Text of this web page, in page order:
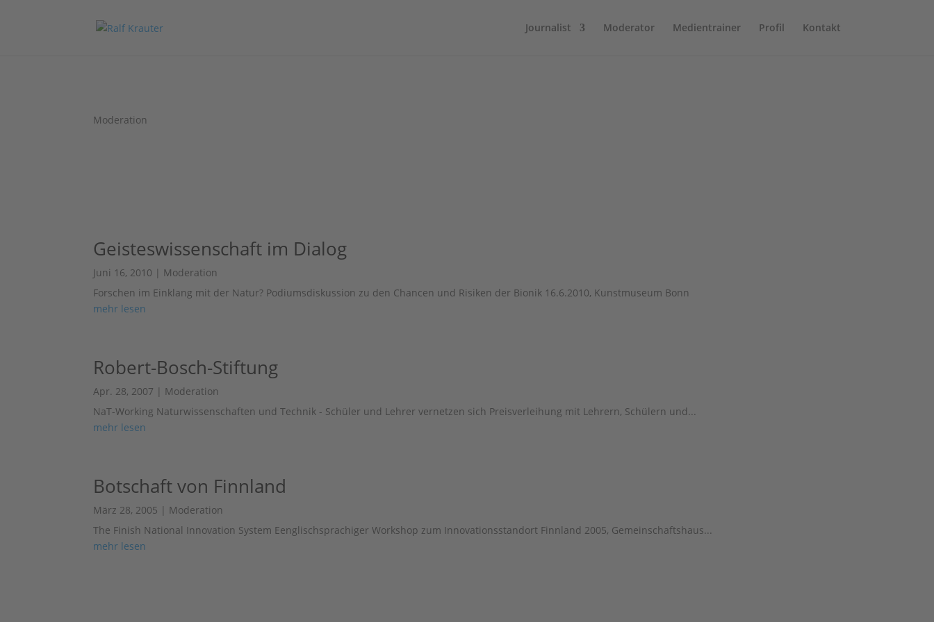
Journalist Moderator Medientrainer Profil Kontakt
Moderation
Geisteswissenschaft im Dialog
Juni 16, 2010 | Moderation
Forschen im Einklang mit der Natur? Podiumsdiskussion zu den Chancen und Risiken der Bionik 16.6.2010, Kunstmuseum Bonn
mehr lesen
Robert-Bosch-Stiftung
Apr. 28, 2007 | Moderation
NaT-Working Naturwissenschaften und Technik - Schüler und Lehrer vernetzen sich Preisverleihung mit Lehrern, Schülern und...
mehr lesen
Botschaft von Finnland
März 28, 2005 | Moderation
The Finish National Innovation System Eenglischsprachiger Workshop zum Innovationsstandort Finnland 2005, Gemeinschaftshaus...
mehr lesen